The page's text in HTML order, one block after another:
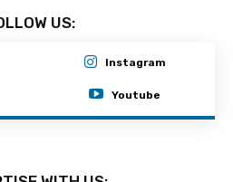
US:
Instagram
Youtube